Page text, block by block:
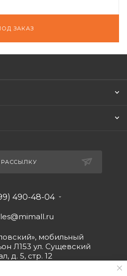
ЗАКАЗ
490-48-04
мобильный
Л153 ул. Сущевский
д. 5, стр. 12